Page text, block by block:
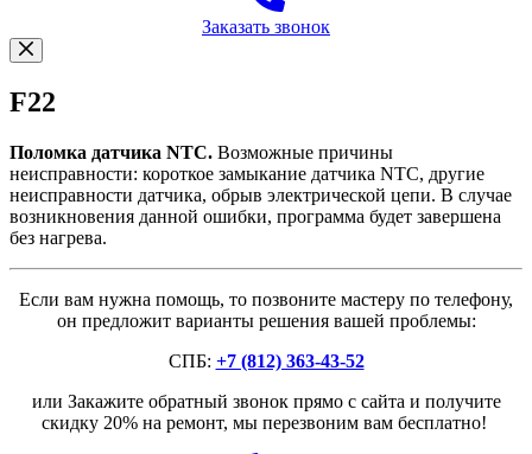
Заказать звонок
F22
Поломка датчика NTC. Возможные причины
неисправности: короткое замыкание датчика NTC, другие
неисправности датчика, обрыв электрической цепи. В случае
возникновения данной ошибки, программа будет завершена
без нагрева.
Если вам нужна помощь, то позвоните мастеру по телефону,
он предложит варианты решения вашей проблемы:
СПБ: +7 (812) 363-43-52
или Закажите обратный звонок прямо с сайта и получите
скидку 20% на ремонт, мы перезвоним вам бесплатно!